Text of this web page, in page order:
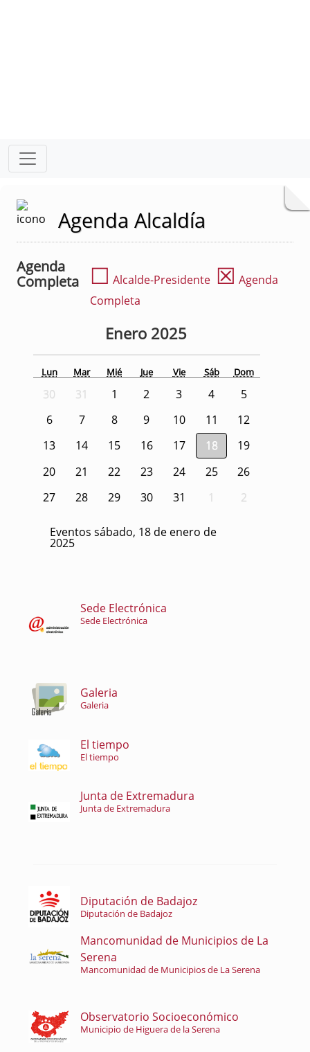
Agenda Alcaldía
Agenda
Completa
☐ Alcalde-Presidente ☒ Agenda
Completa
Enero 2025
Lun Mar Mié Jue Vie Sáb Dom
30 31 1 2 3 4
5
6
7 8 9 10 11
12
13
14 15 16 17 18
19
20
21 22 23 24 25
26
27
28 29 30 31 1 2
Eventos sábado, 18 de enero de
2025
Sede Electrónica
Sede Electrónica
Galeria
Galeria
El tiempo
El tiempo
Junta de Extremadura
Junta de Extremadura
Diputación de Badajoz
Diputación de Badajoz
Mancomunidad de Municipios de La
Serena
Mancomunidad de Municipios de La Serena
Observatorio Socioeconómico
Municipio de Higuera de la Serena